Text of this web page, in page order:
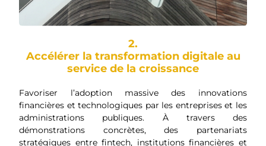
2.
Accélérer la transformation digitale au
service de la croissance
Favoriser l’adoption massive des innovations
financières et technologiques par les entreprises et les
administrations publiques. À travers des
démonstrations concrètes, des partenariats
stratégiques entre fintech, institutions financières et